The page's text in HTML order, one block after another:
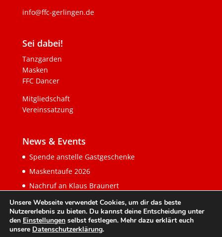
info@ffc-gerlingen.de
Sei dabei!
Tanzgarden
Masken
FFC Dancer
Mitgliedschaft
Vereinssatzung
News & Events
Spende anstelle Gastgeschenke
Maskentaufe 2026
Nachruf an Klaus Braunert
Unsere Webseite verwendet Cookies, um dir das beste
Nutzererlebnis zu bieten. Du kannst deine Entscheidung unter
den Einstellungen selbst festlegen. Mehr dazu erklärt euch
unsere Datenschutzerklärung.